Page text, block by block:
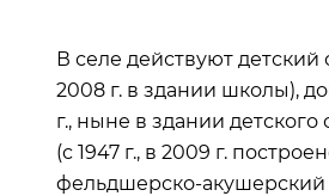
В селе действуют детский
2008 г. в здании школы),
г., ныне в здании детского
(с 1947 г., в 2009 г.
фельдшерско-акушерский